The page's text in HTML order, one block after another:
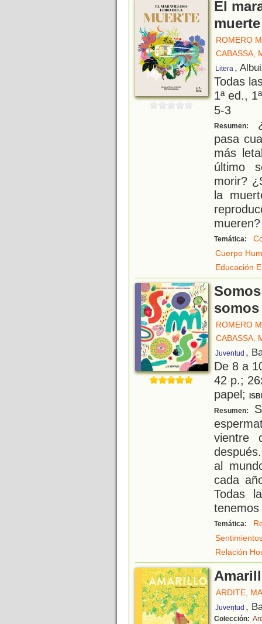
El
muerte
ROMERO
CABASSA,
Litera ,
Todas
1ª ed.,
5-3
Resumen:
pasa
más
último
morir?
la
Temática:
Cuerpo
Educación
somos
ROMERO
CABASSA,
Juventud ,
De 8 a
42 p.;
papel;
Resumen:
vientre
al
cada
Todas
Temática:
Relación
ARDITE,
Juventud ,
Colección: